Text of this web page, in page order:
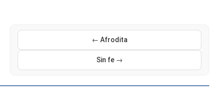
← Afrodita
Sin fe →